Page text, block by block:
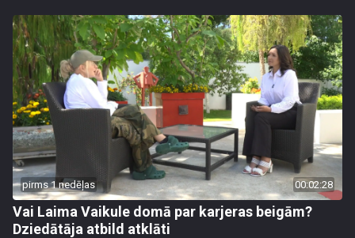
pirms 1 nedēļas 00:02:28
Vai Laima Vaikule domā par karjeras beigām?
Dziedātāja atbild atklāti